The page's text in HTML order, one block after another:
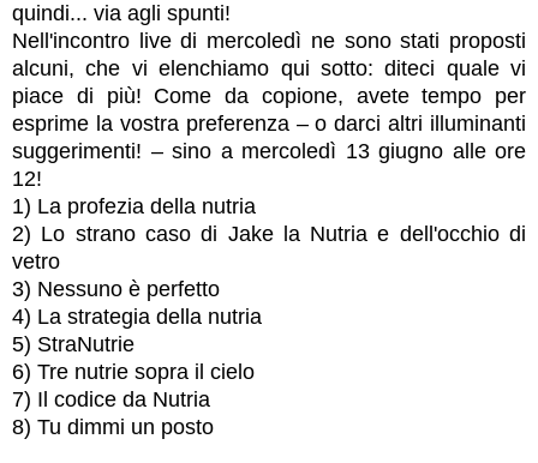
quindi... via agli spunti!
Nell'incontro live di mercoledì ne sono stati proposti
alcuni, che vi elenchiamo qui sotto: diteci quale vi
piace di più! Come da copione, avete tempo per
esprime la vostra preferenza – o darci altri illuminanti
suggerimenti! – sino a mercoledì 13 giugno alle ore
12!
1) La profezia della nutria
2) Lo strano caso di Jake la Nutria e dell'occhio di
vetro
3) Nessuno è perfetto
4) La strategia della nutria
5) StraNutrie
6) Tre nutrie sopra il cielo
7) Il codice da Nutria
8) Tu dimmi un posto